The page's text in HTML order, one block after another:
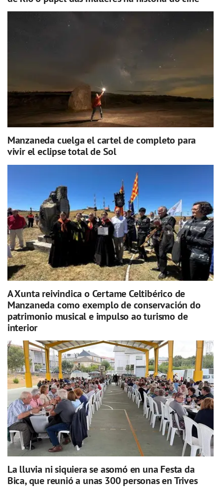
Manzaneda cuelga el cartel de completo para
vivir el eclipse total de Sol
A Xunta reivindica o Certame Celtibérico de
Manzaneda como exemplo de conservación do
patrimonio musical e impulso ao turismo de
interior
La lluvia ni siquiera se asomó en una Festa da
Bica, que reunió a unas 300 personas en Trives